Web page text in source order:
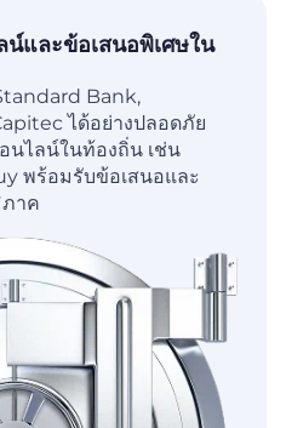
และข้อเสนอพิเศษใน
Bank,
ได้อย่างปลอดภัย
นไลน์ในท้องถิ่น เช่น
พร้อมรับข้อเสนอและ
าค